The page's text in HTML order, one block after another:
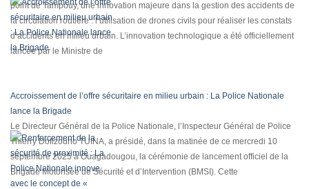
point de Tampouy, une innovation majeure dans la gestion des accidents de
la circulation routière : l’utilisation de drones civils pour réaliser les constats
d’accidents en milieu urbain. L’innovation technologique a été officiellement
lancée par le Ministre de
Accroissement de l’offre sécuritaire en milieu urbain : La Police Nationale
lance la Brigade
Le Directeur Général de la Police Nationale, l’Inspecteur Général de Police
Thierry Dofizouho TUINA, a présidé, dans la matinée de ce mercredi 10
septembre 2025 à Ouagadougou, la cérémonie de lancement officiel de la
Brigade Motorisée de Sécurité et d’Intervention (BMSI). Cette